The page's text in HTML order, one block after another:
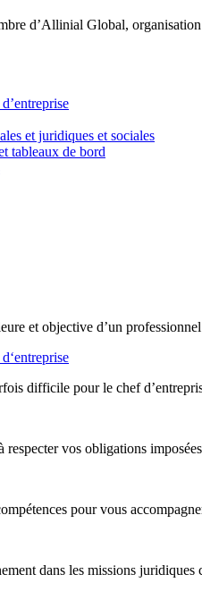
d’Allinial Global,
et juridiques et sociales
tableaux de bord
et objective d’un
difficile pour le chef
vos obligations
pour vous
dans les missions juridiques